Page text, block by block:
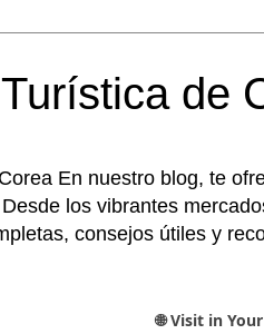
de
En nuestro blog, te
los vibrantes
consejos útiles y
🌐 Visit in